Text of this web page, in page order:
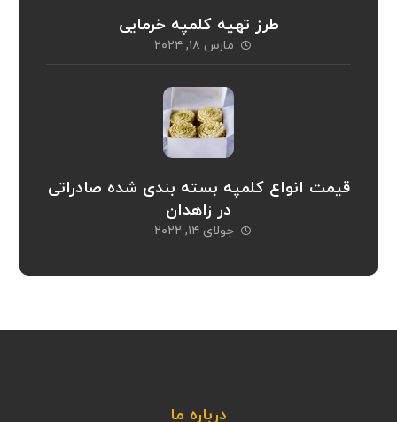
طرز تهیه کلمپه خرمایی
مارس ۱۸, ۲۰۲۴
قیمت انواع کلمپه بسته بندی شده صادراتی
در زاهدان
جولای ۱۴, ۲۰۲۲
درباره ما